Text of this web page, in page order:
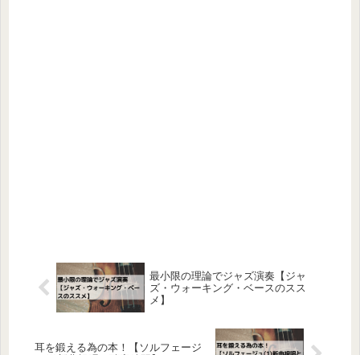
最小限の理論でジャズ演奏【ジャ
ズ・ウォーキング・ベースのスス
メ】
耳を鍛える為の本！【ソルフェージ